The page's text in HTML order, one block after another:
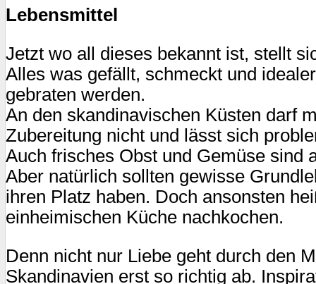
Lebensmittel
Jetzt wo all dieses bekannt ist, stellt
Alles was gefällt, schmeckt und
gebraten werden.
An den skandinavischen Küsten darf
Zubereitung nicht und lässt sich
Auch frisches Obst und Gemüse sind
Aber natürlich sollten gewisse
ihren Platz haben. Doch ansonsten
einheimischen Küche nachkochen.
Denn nicht nur Liebe geht durch den
Skandinavien erst so richtig ab.